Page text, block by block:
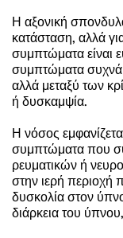
Η αξονική
κατάσταση, αλλά
συμπτώματα είναι
συμπτώματα συχνά
αλλά μεταξύ των
ή δυσκαμψία.
Η νόσος
συμπτώματα που
ρευματικών ή
στην ιερή περιοχή
δυσκολία στον
διάρκεια του